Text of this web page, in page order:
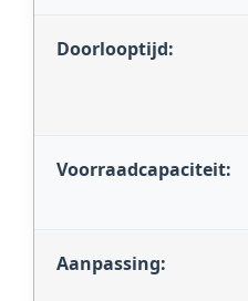
Doorlooptijd:
Voorraadcapaciteit:
Aanpassing: